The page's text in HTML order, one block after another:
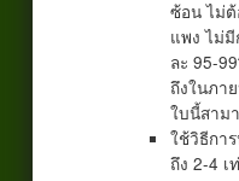
ซ้อน ไม่ต้
แพง ไม่มี
ละ 95-99
ถึงในภา
ใบนี้สาม
ใช้วิธีกา
ถึง 2-4